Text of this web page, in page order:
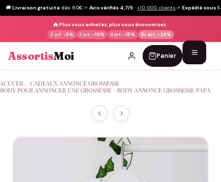
🚚 Livraison gratuite dès 60€|⭐ Avis vérifiés 4,7/5 · +10 000 clients|⚡ Expédié sous
🔥Plus vous achetez, plus vous économisez :
2 art. -5% 3 art. -10% 4 art. -15% 5+ art. -20%
AssortisMoi Panier
au
ACCUEIL CADEAUX ANNONCE GROSSESSE
BODY POUR ANNONCER UNE GROSSESSE
BODY ANNONCE GROSSESSE PAPA